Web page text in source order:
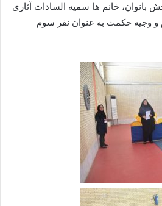
بانوان، خانم ها سمیه السادات آثاری
و وجیه حکمت به عنوان نفر سوم